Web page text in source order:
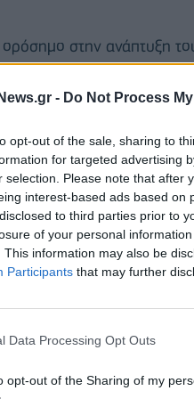
- Do Not Process
opt-out of the sale, sharing to
for targeted advertising
selection. Please note that after
interest-based ads based
to third parties prior to
of your personal
This information may also be
Participants that may further
Data Processing Opt Outs
opt-out of the Sharing of my
ορόσημο στην ανάπτυξη
καταστήματος στοThe
φέρνει τώρα τη
αισθητικής, στην
μια στρατηγική
CEO της εταιρείας carpo.
στο όραμά μας,
συνεπείς στην υψηλή
μας σε κάθε νέο